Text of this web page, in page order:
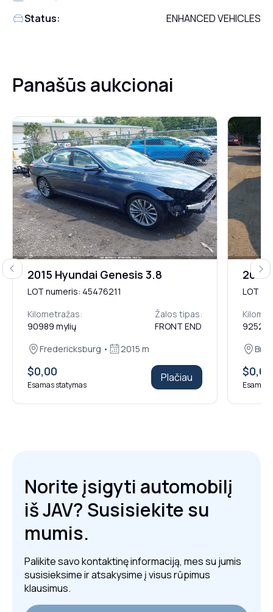
Status:
ENHANCED VEHICLES
Panašūs aukcionai
Previous2015 Hyundai Genesis 3.8
LOT numeris: 45476211
Kilometražas:
90989 mylių
Žalos tipas:
FRONT END
Fredericksburg •
2015 m
$0,00
Esamas statymas
Plačiau
2015
LOT
92521
$0,00
Esamas
Next
Norite įsigyti automobilį
iš JAV? Susisiekite su
mumis.
Palikite savo kontaktinę informaciją, mes su jumis
susisieksime ir atsakysime į visus rūpimus
klausimus.